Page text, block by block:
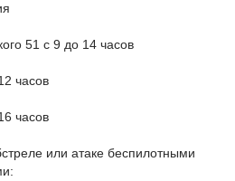
51 с 9 до 14 часов
часов
часов
или атаке беспилотными